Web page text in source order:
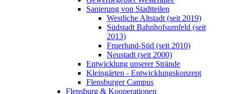
Sanierung von Stadtteilen
Westliche Altstadt (seit 2019)
Südstadt Bahnhofsumfeld (seit
2013)
Fruerlund-Süd (seit 2010)
Neustadt (seit 2000)
Entwicklung unserer Strände
Kleingärten - Entwicklungskonzept
Flensburger Campus
Flensburg & Kooperationen